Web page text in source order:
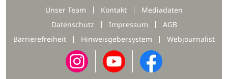
Unser Team Kontakt
Mediadaten
Datenschutz
Impressum
AGB
Barrierefreiheit
Hinweisgebersystem Webjournalist